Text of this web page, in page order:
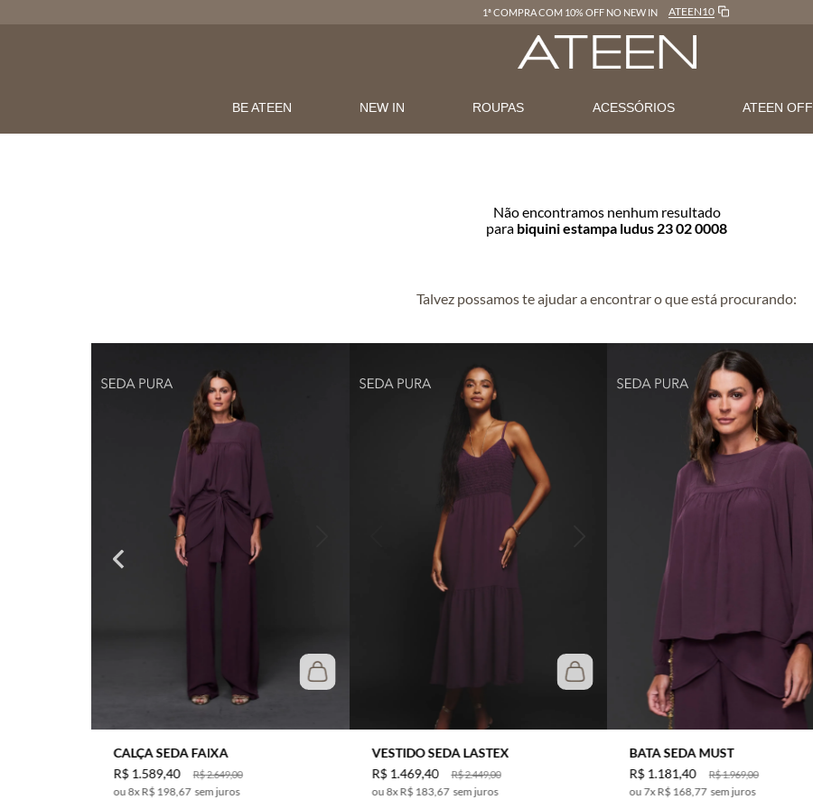
1ª COMPRA COM 10% OFF NO NEW IN ATEEN10
BE ATEEN NEW IN ROUPAS ACESSÓRIOS ATEEN OFF
Não encontramos nenhum resultado
para biquini estampa ludus 23 02 0008
Talvez possamos te ajudar a encontrar o que está procurando:
CALÇA SEDA FAIXA
R$2.649,00
R$1.589,40
8xR$ 198,67 sem juros
VESTIDO SEDA LASTEX
R$2.449,00
R$ 1.469,40
8xR$ 183,67 sem juros
BATA SEDA MUST
R$1.969,00
R$1.181,40
7xR$ 168,77 sem juros